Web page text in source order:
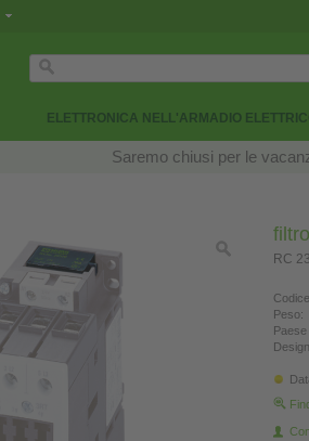
ELETTRONICA NELL'ARMADIO
Saremo chiusi per le
RC
Peso: